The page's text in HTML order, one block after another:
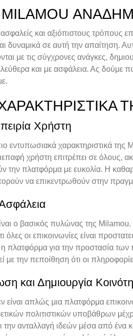
και αξιόπιστους τρόπους
δυναμικά σε αυτή την απαίτηση.
με τις σύγχρονες ανάγκες,
και με ασφάλεια. Ας δούμε
Χρήστη
εντυπωσιακά χαρακτηριστικά της
χρήστη επιτρέπει σε όλους,
την πλατφόρμα με ευκολία. Η
να επικεντρωθούν στην
ο βασικός πυλώνας της
όλες οι επικοινωνίες είναι
η πλατφόρμα για την προστασία
με την πεποίθηση ότι οι
και Δημιουργία
είναι απλώς μια πλατφόρμα
πολιτιστικών υποβάθρων
ανταλλαγή ιδεών μέσα από ένα